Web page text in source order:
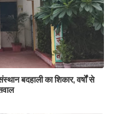
बदहाली का शिकार, वर्षों से